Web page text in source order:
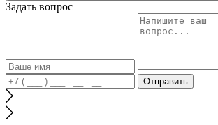
Задать вопрос
Отправить